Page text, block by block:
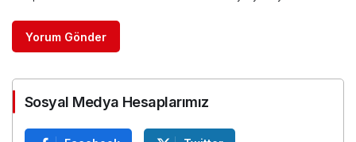
E-Posta
Yorum Gönder